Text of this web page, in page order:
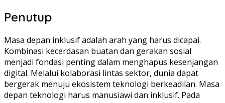
Penutup
Masa depan inklusif adalah arah yang harus dicapai.
Kombinasi kecerdasan buatan dan gerakan sosial
menjadi fondasi penting dalam menghapus kesenjangan
digital. Melalui kolaborasi lintas sektor, dunia dapat
bergerak menuju ekosistem teknologi berkeadilan. Masa
depan teknologi harus manusiawi dan inklusif. Pada